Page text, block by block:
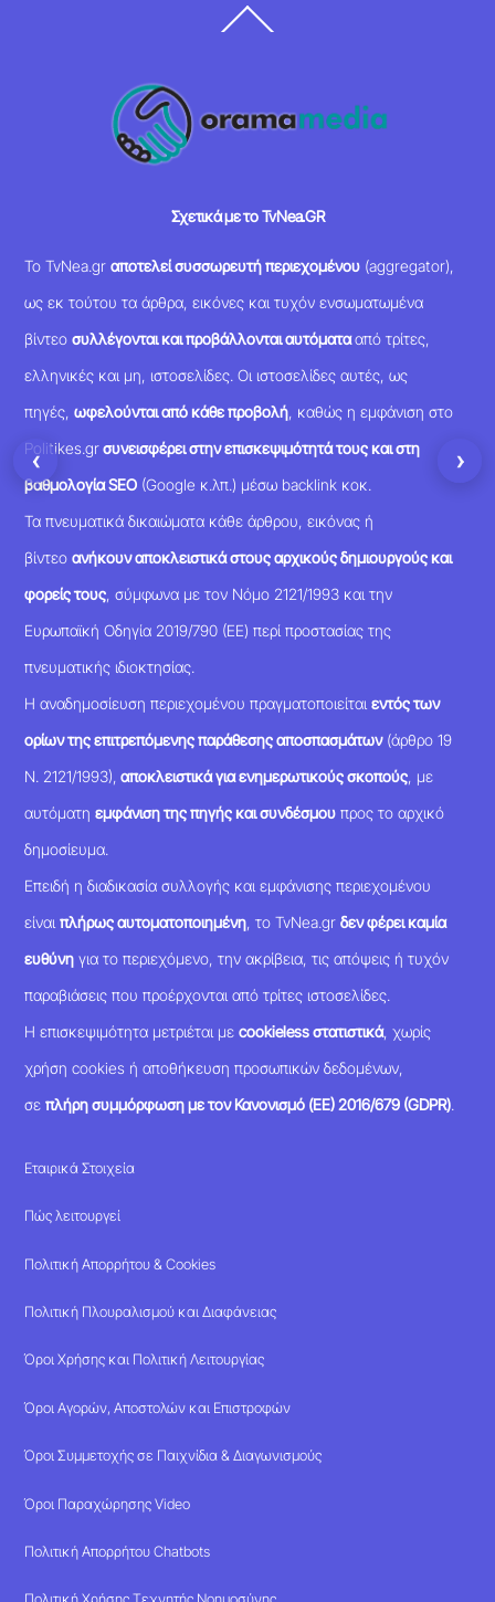
To
Σχετικά με το TvNea.GR
Το TvNea.grαποτελεί συσσωρευτή περιεχομένου (aggregator),
ως εκ τούτου τα άρθρα, εικόνες και τυχόν ενσωματωμένα
βίντεοσυλλέγονται και προβάλλονται αυτόματααπό τρίτες,
ελληνικές και μη, ιστοσελίδες. Οι ιστοσελίδες αυτές, ως
πηγές,ωφελούνται από κάθε προβολή , καθώς η εμφάνιση στο
Politikes.grσυνεισφέρει στην επισκεψιμότητά τους και στη
βαθμολογία SEO (Google κ.λπ.) μέσω backlink κοκ.
Τα πνευματικά δικαιώματα κάθε άρθρου, εικόνας ή
βίντεοανήκουν αποκλειστικά στους αρχικούς δημιουργούς και
φορείς τους , σύμφωνα με τον Νόμο 2121/1993 και την
Ευρωπαϊκή Οδηγία 2019/790 (ΕΕ) περί προστασίας της
πνευματικής ιδιοκτησίας.
Η αναδημοσίευση περιεχομένου πραγματοποιείταιεντός των
ορίων της επιτρεπόμενης παράθεσης αποσπασμάτων(άρθρο 19
Ν. 2121/1993), αποκλειστικά για ενημερωτικούς σκοπούς , με
αυτόματηεμφάνιση της πηγής και συνδέσμου προς το αρχικό
δημοσίευμα.
Επειδή η διαδικασία συλλογής και εμφάνισης περιεχομένου
είναιπλήρως αυτοματοποιημένη , το TvNea.grδεν φέρει καμία
ευθύνη για το περιεχόμενο, την ακρίβεια, τις απόψεις ή τυχόν
παραβιάσεις που προέρχονται από τρίτες ιστοσελίδες.
Η επισκεψιμότητα μετριέται μεcookieless στατιστικά, χωρίς
χρήση cookies ή αποθήκευση προσωπικών δεδομένων,
σεπλήρη συμμόρφωση με τον Κανονισμό (ΕΕ) 2016/679 (GDPR).
Εταιρικά Στοιχεία
Πώς λειτουργεί
Πολιτική Απορρήτου & Cookies
Πολιτική Πλουραλισμού και Διαφάνειας
Όροι Χρήσης και Πολιτική Λειτουργίας
Όροι Αγορών, Αποστολών και Επιστροφών
Όροι Συμμετοχής σε Παιχνίδια & Διαγωνισμούς
Όροι Παραχώρησης Video
Πολιτική Απορρήτου Chatbots
‹ ›